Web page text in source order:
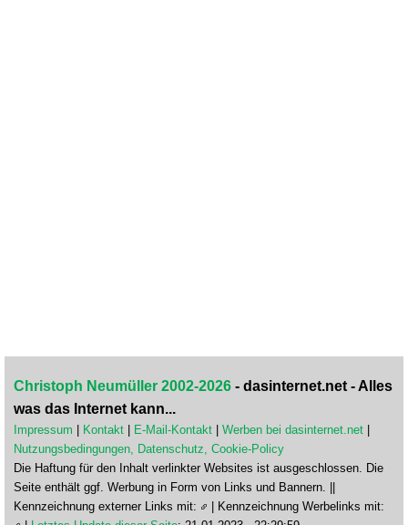
Christoph Neumüller 2002-2026 - dasinternet.net - Alles
was das Internet kann...
Impressum | Kontakt | E-Mail-Kontakt | Werben bei dasinternet.net |
Nutzungsbedingungen, Datenschutz, Cookie-Policy
Die Haftung für den Inhalt verlinkter Websites ist ausgeschlossen. Die
Seite enthält ggf. Werbung in Form von Links und Bannern. ||
Kennzeichnung externer Links mit:
| Kennzeichnung Werbelinks mit: